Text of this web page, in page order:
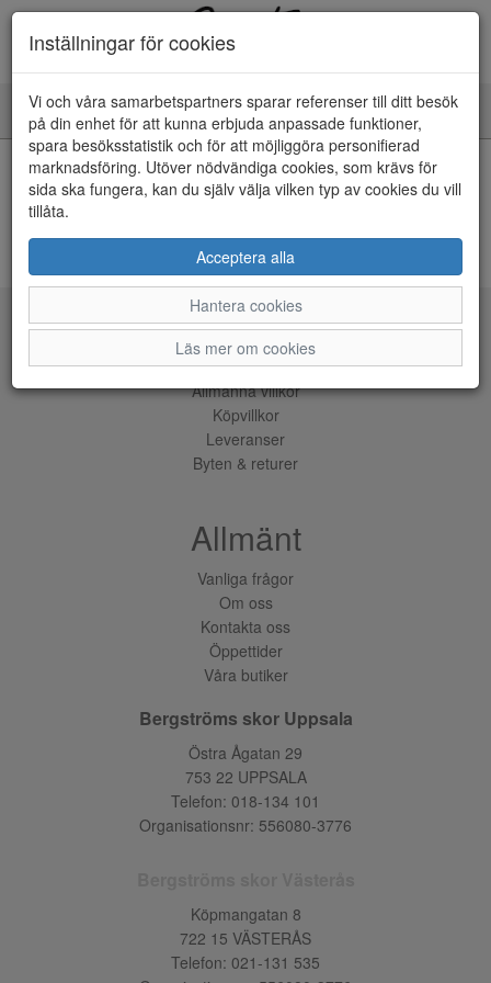
Toggle
navigation
HEM
Kunde inte hitta några artiklar...
ÅNGRA KÖP
Inställningar för cookies
Vi och våra samarbetspartners sparar referenser till ditt besök
på din enhet för att kunna erbjuda anpassade funktioner,
spara besöksstatistik och för att möjliggöra personifierad
marknadsföring. Utöver nödvändiga cookies, som krävs för
sida ska fungera, kan du själv välja vilken typ av cookies du vill
tillåta.
Acceptera alla
Hantera cookies
Läs mer om cookies
Tjänster
Allmänna villkor
Köpvillkor
Leveranser
Byten & returer
Allmänt
Vanliga frågor
Om oss
Kontakta oss
Öppettider
Våra butiker
Bergströms skor Uppsala
Östra Ågatan 29
753 22 UPPSALA
Telefon: 018-134 101
Organisationsnr: 556080-3776
Köpmangatan 8
722 15 VÄSTERÅS
Telefon: 021-131 535